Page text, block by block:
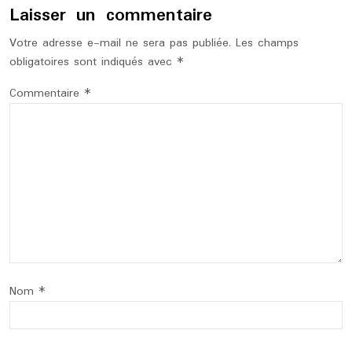
Laisser un commentaire
Votre adresse e-mail ne sera pas publiée. Les champs
obligatoires sont indiqués avec *
Commentaire *
Nom *